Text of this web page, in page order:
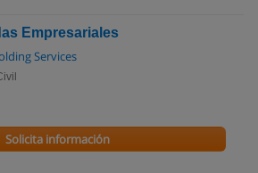
Empresariales
Services
Solicita información